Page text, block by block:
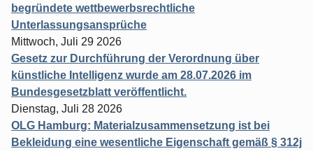
begründete wettbewerbsrechtliche
Unterlassungsansprüche
Mittwoch, Juli 29 2026
Gesetz zur Durchführung der Verordnung über
künstliche Intelligenz wurde am 28.07.2026 im
Bundesgesetzblatt veröffentlicht.
Dienstag, Juli 28 2026
OLG Hamburg: Materialzusammensetzung ist bei
Bekleidung eine wesentliche Eigenschaft gemäß § 312j